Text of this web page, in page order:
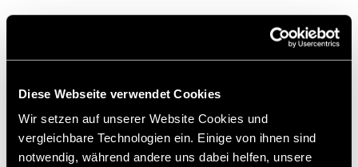
Diese Webseite verwendet Cookies
Wir setzen auf unserer Website Cookies und
vergleichbare Technologien ein. Einige von ihnen sind
notwendig, während andere uns dabei helfen, unsere